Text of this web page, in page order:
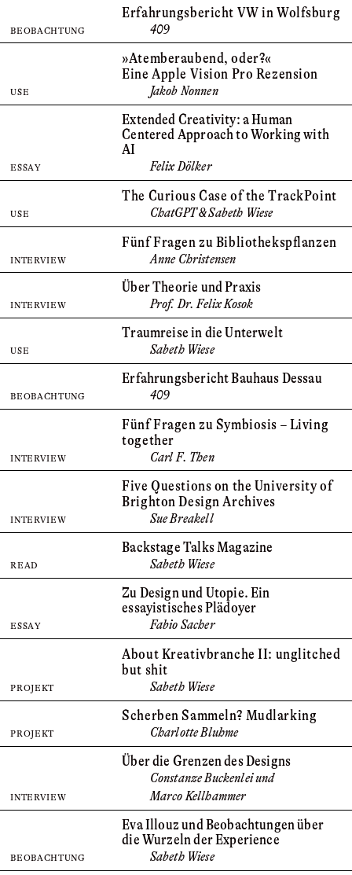
Erfahrungsbericht VW in Wolfsburg
BEOBACHTUNG 409
»Atem­beraubend, oder?«
Eine Apple Vision Pro Rezension
USE Jakob Nonnen
Extended Creativity: ­a Human
Centered Approach to Working with
AI
ESSAY Felix Dölker
The Curious Case of the TrackPoint
USE ChatGPT & Sabeth Wiese
Fünf Fragen zu Bibliotheks­pflanzen
INTERVIEW Anne Christensen
Über Theorie und Praxis
INTERVIEW Prof. Dr. Felix Kosok
Traumreise in die Unterwelt
USE Sabeth Wiese
Erfahrungs­bericht Bauhaus Dessau
BEOBACHTUNG 409
Fünf Fragen zu Symbiosis – Living
together
INTERVIEW Carl F. Then
Five Questions on the University of
Brighton Design Archives
INTERVIEW Sue Breakell
Backstage Talks Magazine
READ Sabeth Wiese
Zu Design und Utopie. Ein
essayistisches Plädoyer
ESSAY Fabio Sacher
About Kreativbranche II: unglitched
but shit
PROJEKT Sabeth Wiese
Scherben Sammeln? Mudlarking
PROJEKT Charlotte Bluhme
Über die Grenzen des Designs
INTERVIEW
Constanze Buckenlei und
Marco Kellhammer
Eva Illouz und Beobachtungen über
die Wurzeln der Experience
BEOBACHTUNG Sabeth Wiese